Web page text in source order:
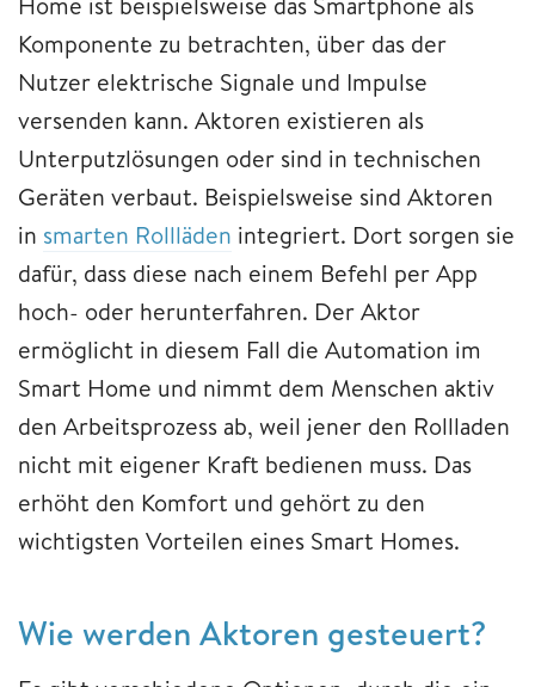
Komponente zu betrachten, über das der
Nutzer elektrische Signale und Impulse
versenden kann. Aktoren existieren als
Unterputzlösungen oder sind in technischen
Geräten verbaut. Beispielsweise sind Aktoren
in smarten Rollläden integriert. Dort sorgen sie
dafür, dass diese nach einem Befehl per App
hoch- oder herunterfahren. Der Aktor
ermöglicht in diesem Fall die Automation im
Smart Home und nimmt dem Menschen aktiv
den Arbeitsprozess ab, weil jener den Rollladen
nicht mit eigener Kraft bedienen muss. Das
erhöht den Komfort und gehört zu den
wichtigsten Vorteilen eines Smart Homes.
Wie werden Aktoren gesteuert?